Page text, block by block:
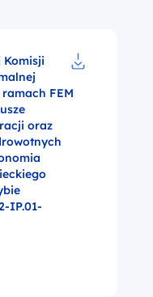
Komisji
FEM
oraz
IP.01-